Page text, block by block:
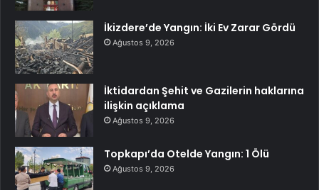
İkizdere’de Yangın: İki Ev Zarar Gördü
Ağustos 9, 2026
İktidardan Şehit ve Gazilerin haklarına
ilişkin açıklama
Ağustos 9, 2026
Topkapı’da Otelde Yangın: 1 Ölü
Ağustos 9, 2026